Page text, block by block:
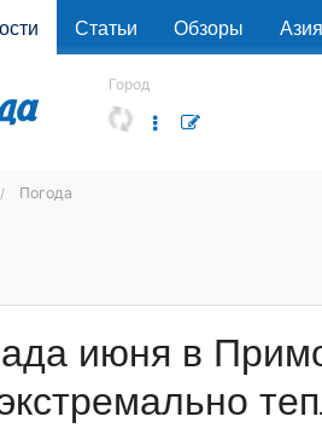
Статьи Обзоры Азия
Город
Погода
июня в